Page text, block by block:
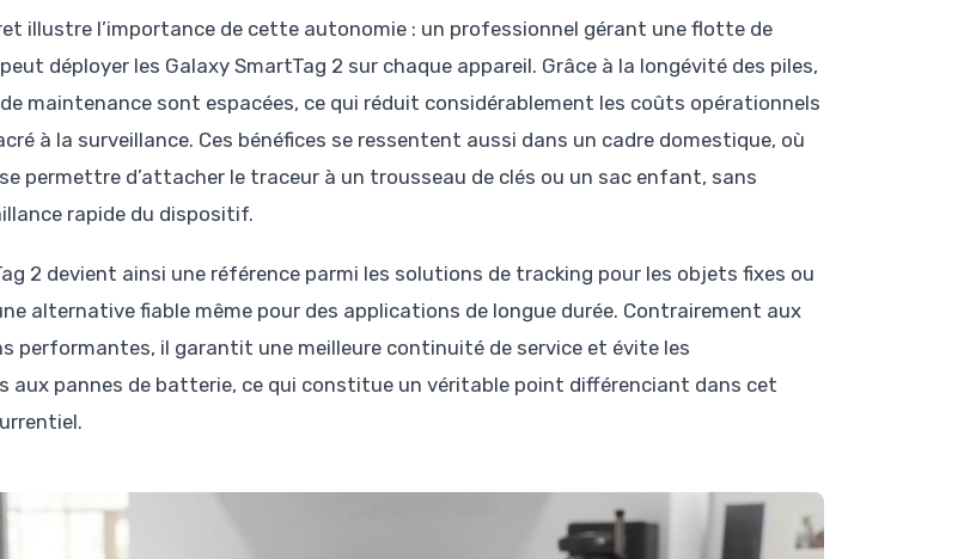
illustre l’importance de cette autonomie : un professionnel gérant une flotte de
déployer les Galaxy SmartTag 2 sur chaque appareil. Grâce à la longévité des piles,
maintenance sont espacées, ce qui réduit considérablement les coûts opérationnels
à la surveillance. Ces bénéfices se ressentent aussi dans un cadre domestique, où
permettre d’attacher le traceur à un trousseau de clés ou un sac enfant, sans
rapide du dispositif.
2 devient ainsi une référence parmi les solutions de tracking pour les objets fixes ou
alternative fiable même pour des applications de longue durée. Contrairement aux
performantes, il garantit une meilleure continuité de service et évite les
aux pannes de batterie, ce qui constitue un véritable point différenciant dans cet